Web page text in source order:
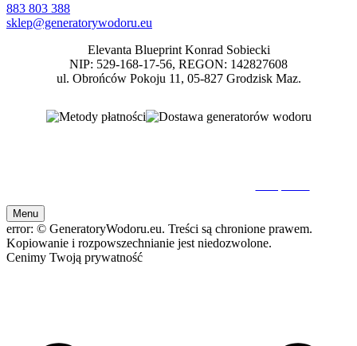
883 803 388
sklep@generatorywodoru.eu
Elevanta Blueprint Konrad Sobiecki
NIP: 529-168-17-56, REGON: 142827608
ul. Obrońców Pokoju 11, 05-827 Grodzisk Maz.
Menu
error: © GeneratoryWodoru.eu. Treści są chronione prawem.
Kopiowanie i rozpowszechnianie jest niedozwolone.
Cenimy Twoją prywatność